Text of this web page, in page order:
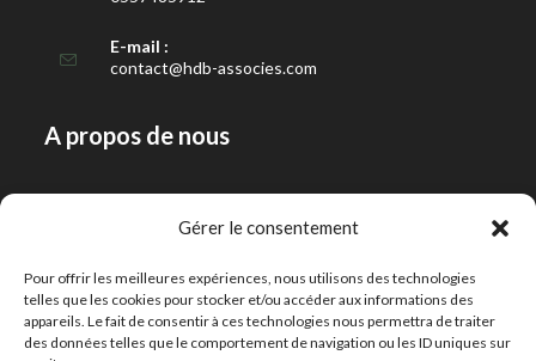
Gérer le consentement
Pour offrir les meilleures expériences, nous utilisons des technologies
telles que les cookies pour stocker et/ou accéder aux informations des
appareils. Le fait de consentir à ces technologies nous permettra de traiter
des données telles que le comportement de navigation ou les ID uniques sur
E-mail :
contact@hdb-associes.com
A propos de nous
Notre histoire
Contact